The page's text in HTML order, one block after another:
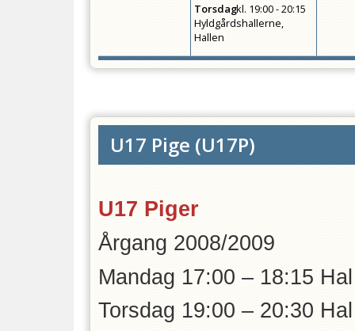
Torsdagkl. 19:00 - 20:15
Hyldgårdshallerne,
Hallen
U17 Pige (U17P)
U17 Piger
Årgang 2008/2009
Mandag 17:00 – 18:15
Torsdag 19:00 – 20:30